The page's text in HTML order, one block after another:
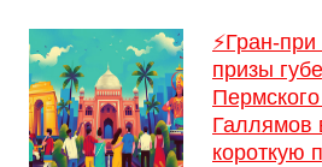
⚡Гран-
призы
Галлямов
короткую